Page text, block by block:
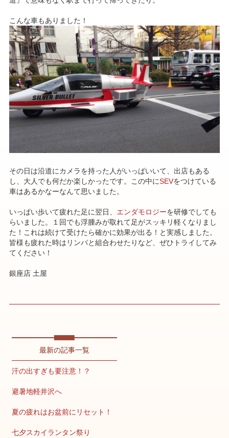
こんな車もありました！
その日は沿道にカメラを持った人がいっぱいいて、出店もある
し、大人でも何だか楽しかったです。この中にSEVをつけている
車はあるかなーなんて思いました。
いっぱい歩いて疲れた足に翌日、 エンダモロジーを研修でしても
らいました。１回でも浮腫みが取れて足がスッキリ軽くなりまし
た！これは続けて受けたら確かに効果が出る！と実感しました。
皆様も疲れた時はリンパと組合わせたりなど、ぜひトライしてみ
てください！
銀座店 土屋
最新の記事一覧
汗の出すぎも要注意！？
避暑地軽井沢へ
夏の疲れはお盆前にリセット！
七夕スカイランタン祭り